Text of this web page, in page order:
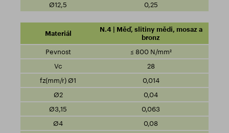
0,25
N.4 | Měď, slitiny mědi, mosaz a
bronz
≤ 800 N/mm²
28
0,014
0,04
0,063
0,08